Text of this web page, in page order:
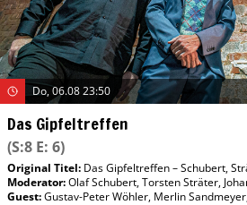
Do, 06.08 23:50
Das Gipfeltreffen
(S:8 E: 6)
Original Titel: Das Gipfeltreffen – Schubert,
Moderator:Olaf Schubert,Torsten Sträter,
Guest:Gustav-Peter Wöhler, Merlin Sandmeyer